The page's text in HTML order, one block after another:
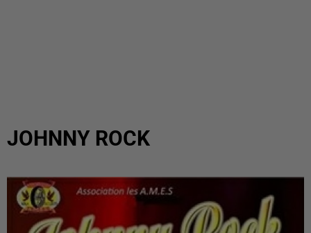
JOHNNY ROCK